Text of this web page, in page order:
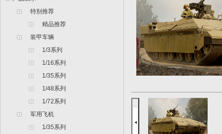
特别推荐
精品推荐
装甲车辆
1/3系列
1/16系列
1/35系列
1/48系列
1/72系列
军用飞机
1/35系列